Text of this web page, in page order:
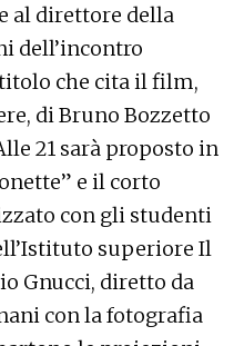
al direttore della
dell’incontro
che cita il film,
di Bruno Bozzetto
21 sarà proposto in
e il corto
con gli studenti
superiore Il
Gnucci, diretto da
con la fotografia